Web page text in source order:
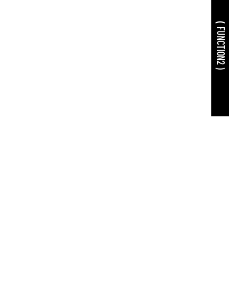
( FUNCTION2 )